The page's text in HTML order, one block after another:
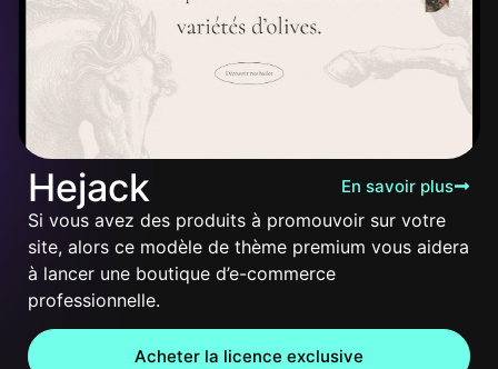
Hejack En savoir plus
Si vous avez des produits à promouvoir sur votre
site, alors ce modèle de thème premium vous aidera
à lancer une boutique d’e-commerce
professionnelle.
Acheter la licence exclusive